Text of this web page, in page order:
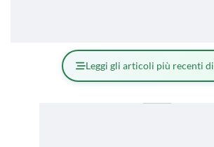
Leggi gli articoli più recenti di